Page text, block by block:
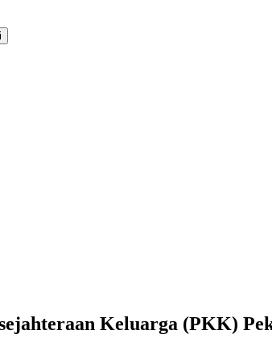
Keluarga (PKK)